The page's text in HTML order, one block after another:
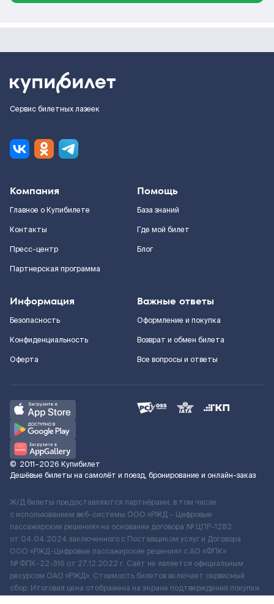
Сервис билетных лазеек
Компания
Главное о Купибилете
Контакты
Пресс-центр
Партнерская программа
Помощь
База знаний
Где мой билет
Блог
Информация
Безопасность
Конфиденциальность
Оферта
Важные ответы
Оформление и покупка
Возврат и обмен билета
Все вопросы и ответы
© 2011–2026 Купибилет
Дешёвые билеты на самолёт и поезд, бронирование и онлайн-заказ
Ж/Д билеты предоставляются партнёрами, в том числе
с использованием веб-системы ООО «РЖД – Цифровые
пассажирские решения» на основании договора № ЦПР-1282
от 04.04.2024 заключенного с Поставщиком услуг и Договора
ООО «РЖД-Цифровые пассажирские решения» c АО «ФПК»
№ ФПК-22-316 от 27.12.2022 г. Сайт не является официальным
ресурсом ОАО «РЖД». Стоимость билетов включает сервисный
сбор. Итоговая цена отображена на экране подтверждения покупки.